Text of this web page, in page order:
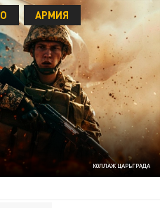
КОЛЛАЖ ЦАРЬГРАДА
АРМИЯ